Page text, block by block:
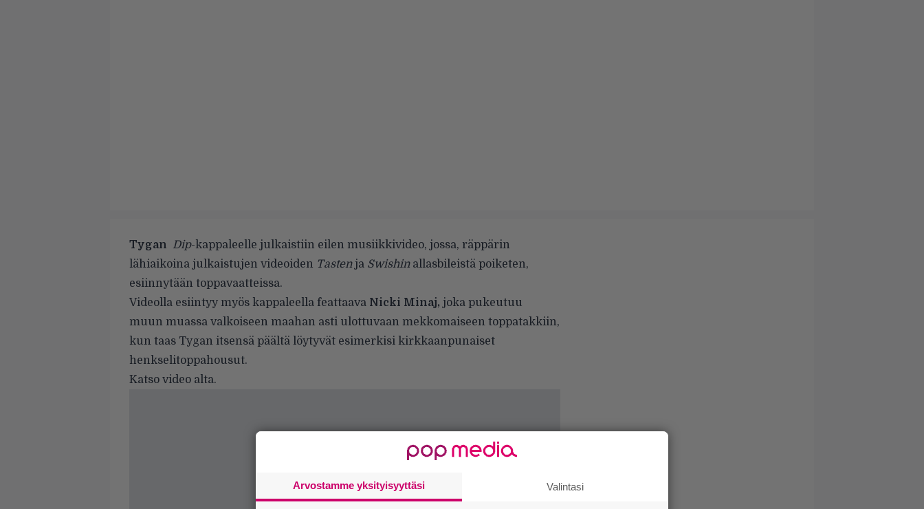
Tygan Dip-kappaleelle julkaistiin eilen musiikkivideo, jossa, räppärin
lähiaikoina julkaistujen videoiden Tastenja Swishin allasbileistä poiketen,
esiinnytään toppavaatteissa.
Videolla esiintyy myös kappaleella feattaava Nicki Minaj, joka pukeutuu
muun muassa valkoiseen maahan asti ulottuvaan mekkomaiseen toppatakkiin,
kun taas Tygan itsensä päältä löytyvät esimerkisi kirkkaanpunaiset
henkselitoppahousut.
Katso video alta.
Arvostamme yksityisyyttäsi Valintasi